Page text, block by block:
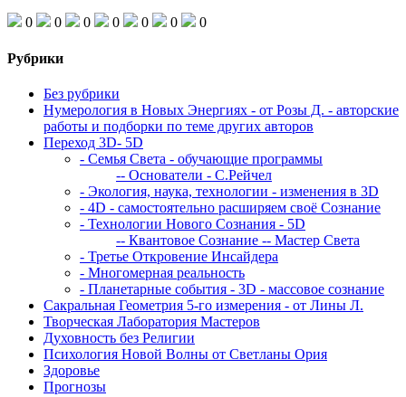
0 0 0 0 0 0 0
Рубрики
Без рубрики
Нумерология в Новых Энергиях - от Розы Д. - авторские
работы и подборки по теме других авторов
Переход 3D- 5D
- Семья Света - обучающие программы
-- Основатели - С.Рейчел
- Экология, наука, технологии - изменения в 3D
- 4D - самостоятельно расширяем своё Сознание
- Технологии Нового Сознания - 5D
-- Квантовое Сознание -- Мастер Света
- Третье Откровение Инсайдера
- Многомерная реальность
- Планетарные события - 3D - массовое сознание
Сакральная Геометрия 5-го измерения - от Лины Л.
Творческая Лаборатория Мастеров
Духовность без Религии
Психология Новой Волны от Светланы Ория
Здоровье
Прогнозы